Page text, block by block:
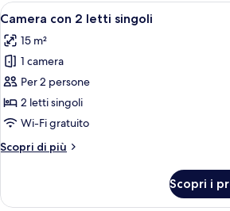
Apri
tutte
le
foto
per
Camera
con
letti
Una
4
Camera con 2 letti singoli
15 m²
1 camera
Per 2 persone
2 letti singoli
Wi-Fi gratuito
Scopri di più
Altri
con
Scopri i